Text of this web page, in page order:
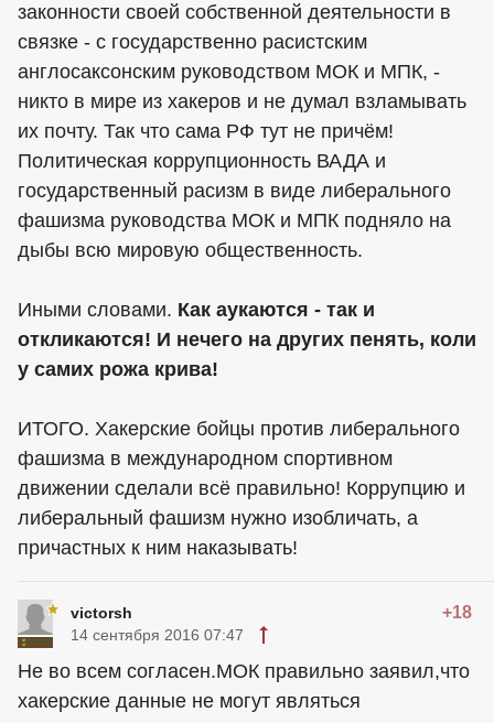
законности своей собственной деятельности в
связке - с государственно расистским
англосаксонским руководством МОК и МПК, -
никто в мире из хакеров и не думал взламывать
их почту. Так что сама РФ тут не причём!
Политическая коррупционность ВАДА и
государственный расизм в виде либерального
фашизма руководства МОК и МПК подняло на
дыбы всю мировую общественность.
Иными словами. Как аукаются - так и
откликаются! И нечего на других пенять, коли
у самих рожа крива!
ИТОГО. Хакерские бойцы против либерального
фашизма в международном спортивном
движении сделали всё правильно! Коррупцию и
либеральный фашизм нужно изобличать, а
причастных к ним наказывать!
victorsh +18
14 сентября 2016 07:47
Не во всем согласен.МОК правильно заявил,что
хакерские данные не могут являться